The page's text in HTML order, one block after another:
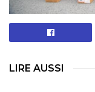
LIRE AUSSI